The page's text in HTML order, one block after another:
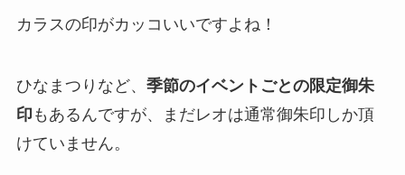
カラスの印がカッコいいですよね！
ひなまつりなど、 季節のイベントごとの限定御朱
印 もあるんですが、まだレオは通常御朱印しか頂
けていません。